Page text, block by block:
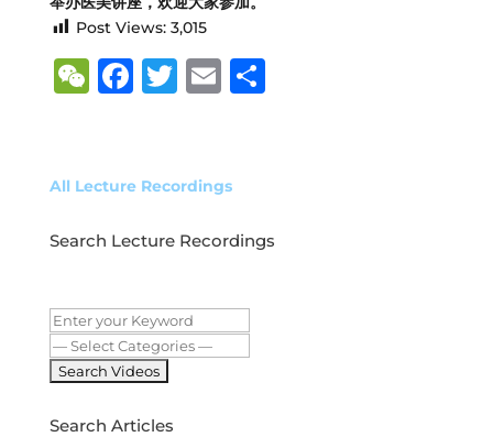
Post Views: 3,015
W
h
F
e
o
k
T
te
E
l
S
All Lecture Recordings
Search Lecture Recordings
Search Articles